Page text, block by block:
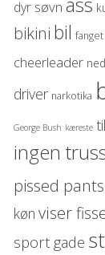
dyr søvn
bikini bil fanget
cheerleader
driver narkotika
George Bush kæreste
ingen
pissed pants
køn viser
sport gade